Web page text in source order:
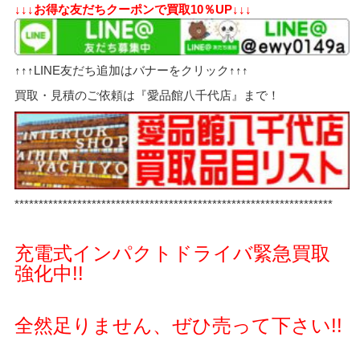
↓↓↓お得な友だちクーポンで買取10％UP↓↓↓
↑↑↑LINE友だち追加はバナーをクリック↑↑↑
買取・見積のご依頼は『愛品館八千代店』まで！
******************************************************************
充電式インパクトドライバ緊急買取
強化中!!
全然足りません、ぜひ売って下さい!!